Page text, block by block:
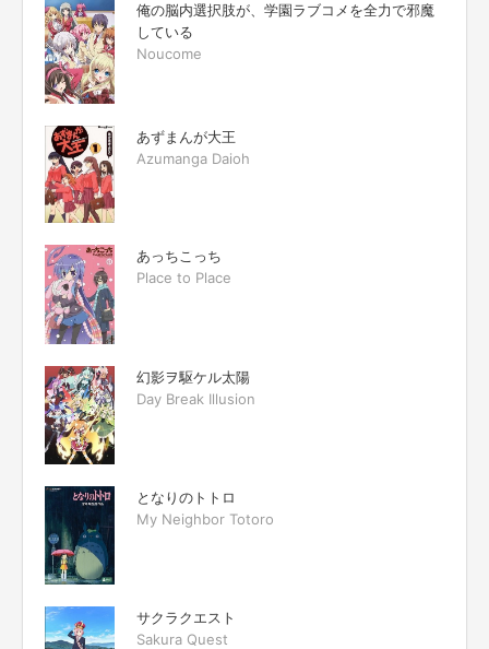
俺の脳内選択肢が、学園ラブコメを全力で邪魔
している
Noucome
あずまんが大王
Azumanga Daioh
あっちこっち
Place to Place
幻影ヲ駆ケル太陽
Day Break Illusion
となりのトトロ
My Neighbor Totoro
サクラクエスト
Sakura Quest